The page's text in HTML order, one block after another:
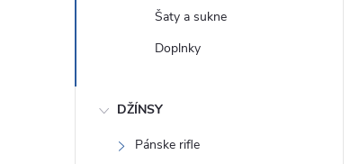
Šaty a sukne
Doplnky
DŽÍNSY
Pánske rifle